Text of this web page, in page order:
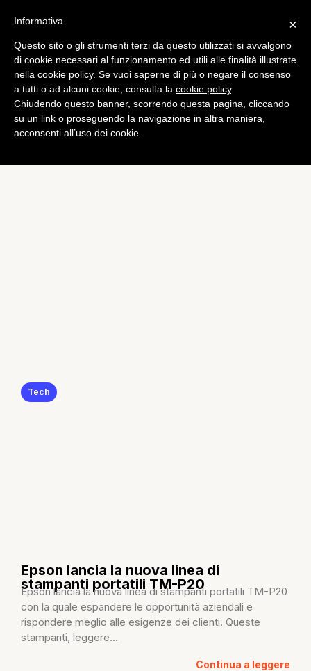
Tech
Epson lancia la nuova linea di
stampanti portatili TM-P20
Epson lancia la nuova linea di stampanti portatili TM-P20
con la quale espandere le opportunità aziendali e
rispondere meglio alle esigenze dei clienti. Queste
stampanti, leggere...
Continua a leggere
×
Informativa
Questo sito o gli strumenti terzi da questo utilizzati si avvalgono
di cookie necessari al funzionamento ed utili alle finalità illustrate
nella cookie policy. Se vuoi saperne di più o negare il consenso
a tutti o ad alcuni cookie, consulta la cookie policy.
Chiudendo questo banner, scorrendo questa pagina, cliccando
su un link o proseguendo la navigazione in altra maniera,
acconsenti all’uso dei cookie.